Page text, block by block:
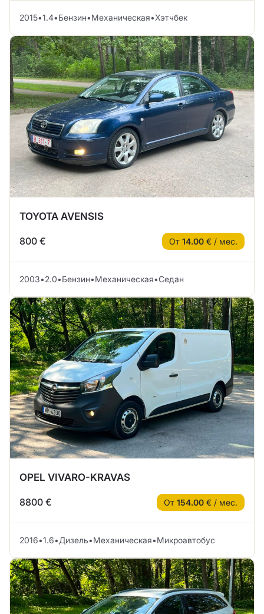
2015•1.4•Бензин•Механическая•Хэтчбек
TOYOTA AVENSIS
800 € От 14.00 € / мес.
2003•2.0•Бензин•Механическая•Седан
OPEL VIVARO-KRAVAS
8800 € От 154.00 € / мес.
2016•1.6•Дизель•Механическая•Микроавтобус